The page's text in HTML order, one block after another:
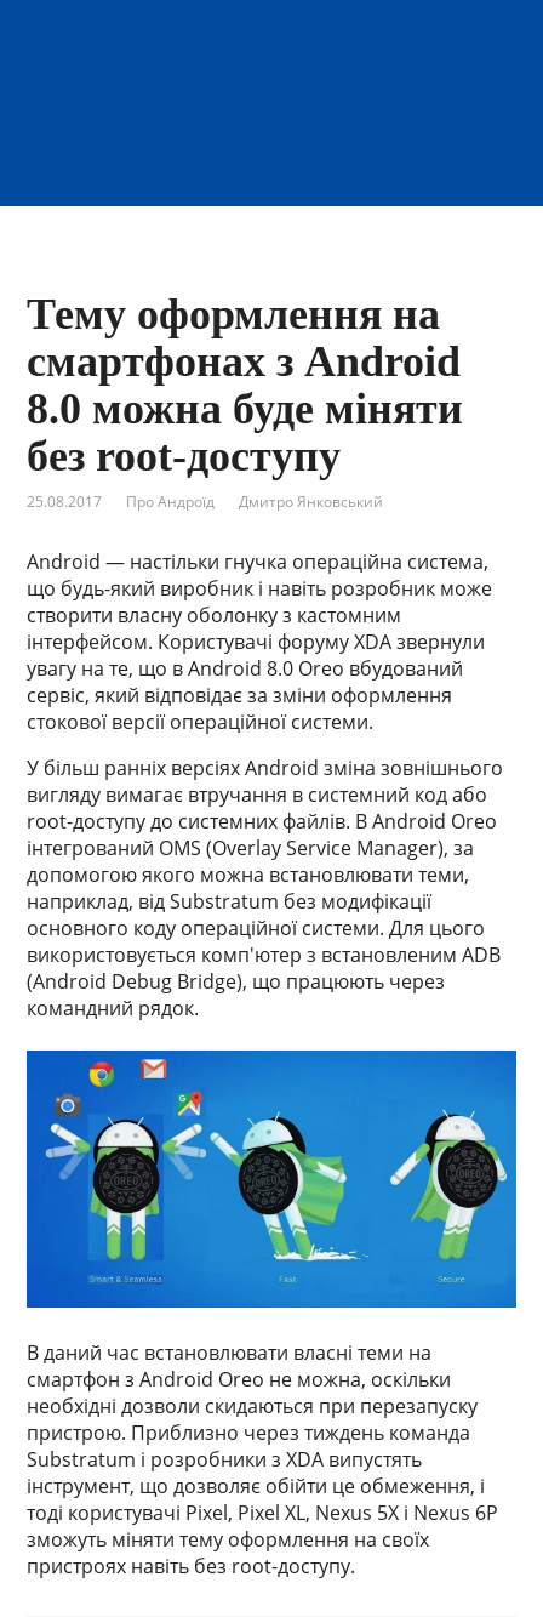
Тему оформлення на
смартфонах з Android
8.0 можна буде міняти
без root-доступу
25.08.2017 Про Андроїд Дмитро Янковський
Android — настільки гнучка операційна система,
що будь-який виробник і навіть розробник може
створити власну оболонку з кастомним
інтерфейсом. Користувачі форуму XDA звернули
увагу на те, що в Android 8.0 Oreo вбудований
сервіс, який відповідає за зміни оформлення
стокової версії операційної системи.
У більш ранніх версіях Android зміна зовнішнього
вигляду вимагає втручання в системний код або
root-доступу до системних файлів. В Android Oreo
інтегрований OMS (Overlay Service Manager), за
допомогою якого можна встановлювати теми,
наприклад, від Substratum без модифікації
основного коду операційної системи. Для цього
використовується комп'ютер з встановленим ADB
(Android Debug Bridge), що працюють через
командний рядок.
В даний час встановлювати власні теми на
смартфон з Android Oreo не можна, оскільки
необхідні дозволи скидаються при перезапуску
пристрою. Приблизно через тиждень команда
Substratum і розробники з XDA випустять
інструмент, що дозволяє обійти це обмеження, і
тоді користувачі Pixel, Pixel XL, Nexus 5X і Nexus 6P
зможуть міняти тему оформлення на своїх
пристроях навіть без root-доступу.